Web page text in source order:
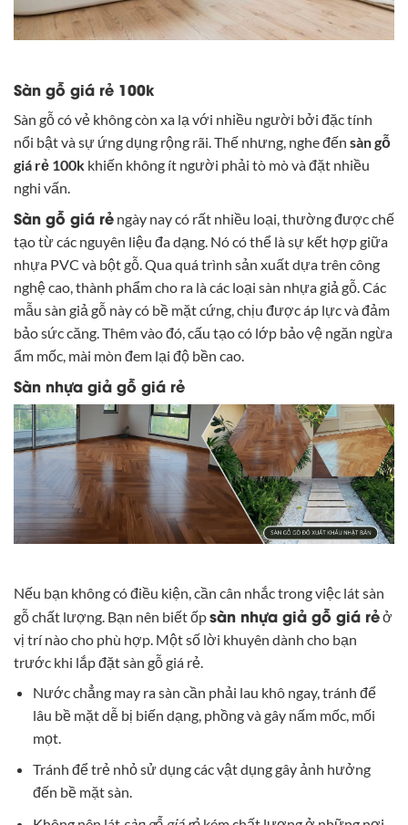
Sàn gỗ giá rẻ 100k
Sàn gỗ có vẻ không còn xa lạ với nhiều người bởi đặc tính
nổi bật và sự ứng dụng rộng rãi. Thế nhưng, nghe đến sàn gỗ
giá rẻ 100k khiến không ít người phải tò mò và đặt nhiều
nghi vấn.
Sàn gỗ giá rẻ ngày nay có rất nhiều loại, thường được chế
tạo từ các nguyên liệu đa dạng. Nó có thể là sự kết hợp giữa
nhựa PVC và bột gỗ. Qua quá trình sản xuất dựa trên công
nghệ cao, thành phẩm cho ra là các loại sàn nhựa giả gỗ. Các
mẫu sàn giả gỗ này có bề mặt cứng, chịu được áp lực và đảm
bảo sức căng. Thêm vào đó, cấu tạo có lớp bảo vệ ngăn ngừa
ẩm mốc, mài mòn đem lại độ bền cao.
Sàn nhựa giả gỗ giá rẻ
Nếu bạn không có điều kiện, cần cân nhắc trong việc lát sàn
gỗ chất lượng. Bạn nên biết ốpsàn nhựa giả gỗ giá rẻở
vị trí nào cho phù hợp. Một số lời khuyên dành cho bạn
trước khi lắp đặt sàn gỗ giá rẻ.
Nước chẳng may ra sàn cần phải lau khô ngay, tránh để
lâu bề mặt dễ bị biến dạng, phồng và gây nấm mốc, mối
mọt.
Tránh để trẻ nhỏ sử dụng các vật dụng gây ảnh hưởng
đến bề mặt sàn.